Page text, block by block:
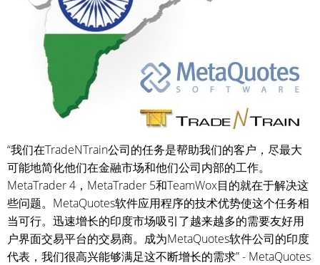
“我们在TradeNTrain公司的任务是帮助我们的客户，尽最大
可能地简化他们在金融市场和他们公司内部的工作。
MetaTrader 4，MetaTrader 5和TeamWox目的就在于解决这
些问题。MetaQuotes软件应用程序的技术优势使这个任务相
当可行。迅速增长的印度市场吸引了越来越多的需要友好用
户界面交易平台的交易商。成为MetaQuotes软件公司的印度
代表，我们很高兴能够满足这不断增长的需求” - MetaQuotes